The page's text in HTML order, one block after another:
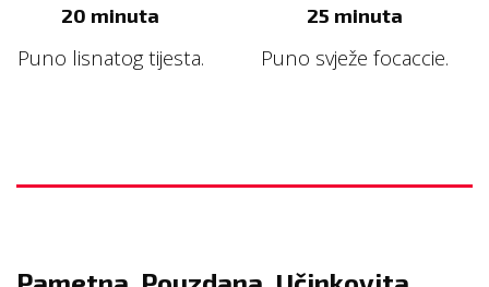
20 minuta
Puno lisnatog tijesta.
25 minuta
Puno svježe focaccie.